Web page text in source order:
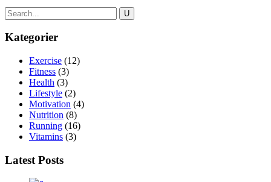
Kategorier
Exercise (12)
Fitness (3)
Health (3)
Lifestyle (2)
Motivation (4)
Nutrition (8)
Running (16)
Vitamins (3)
Latest Posts